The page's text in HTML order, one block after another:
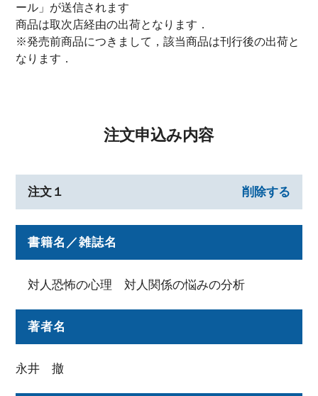
ール」が送信されます
商品は取次店経由の出荷となります．
※発売前商品につきまして，該当商品は刊行後の出荷と
なります．
注文申込み内容
注文１ 削除する
書籍名／雑誌名
対人恐怖の心理 対人関係の悩みの分析
著者名
永井 撤